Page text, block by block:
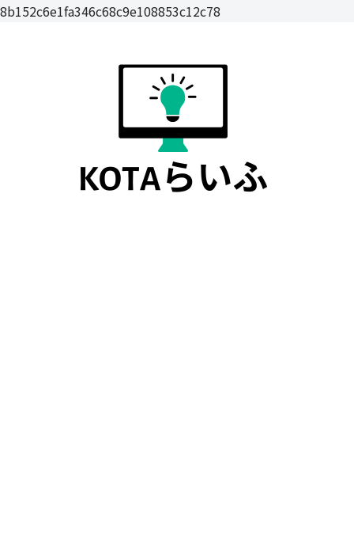
8b152c6e1fa346c68c9e108853c12c78